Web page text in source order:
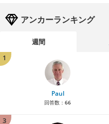
アンカーランキング
週間
1
Paul
回答数： 66
3